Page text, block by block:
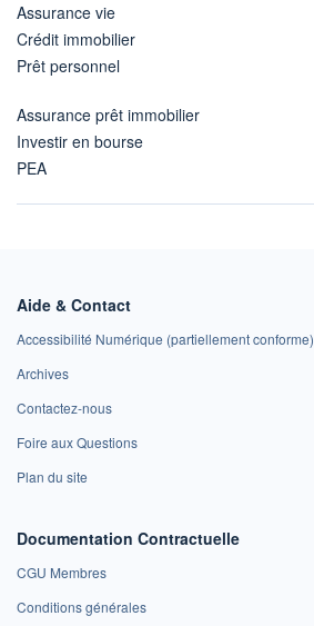
Assurance vie
Crédit immobilier
Prêt personnel
Assurance prêt immobilier
Investir en bourse
PEA
Aide & Contact
Accessibilité Numérique (partiellement conforme)
Archives
Contactez-nous
Foire aux Questions
Plan du site
Documentation Contractuelle
CGU Membres
Conditions générales